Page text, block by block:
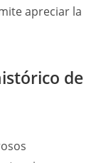
apreciar la
de